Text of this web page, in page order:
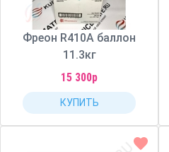
Фреон R410A баллон
11.3кг
15 300р
КУПИТЬ